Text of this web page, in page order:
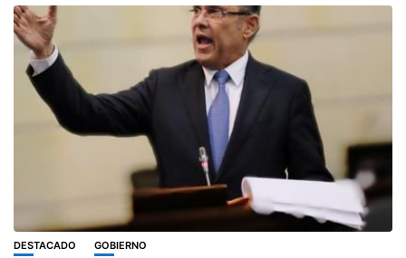
DESTACADO GOBIERNO